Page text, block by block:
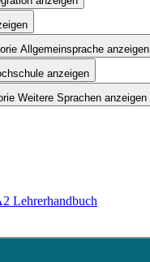
Allgemeinsprache anzeigen
anzeigen
Weitere Sprachen anzeigen
Lehrerhandbuch